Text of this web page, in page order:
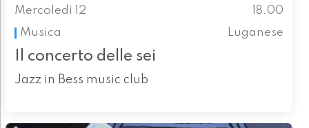
Mercoledì 12
18.00
Musica
Luganese
Il concerto delle sei
Jazz in Bess music club